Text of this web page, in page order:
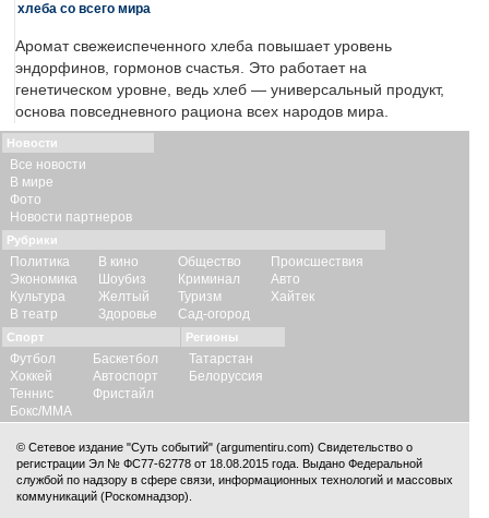
хлеба со всего мира
Аромат свежеиспеченного хлеба повышает уровень
эндорфинов, гормонов счастья. Это работает на
генетическом уровне, ведь хлеб — универсальный продукт,
основа повседневного рациона всех народов мира.
Новости
Все новости
В мире
Фото
Новости партнеров
Рубрики
Политика
Экономика
Культура
В театр
В кино
Шоубиз
Желтый
Здоровье
Общество
Криминал
Туризм
Сад-огород
Происшествия
Авто
Хайтек
Спорт
Футбол
Хоккей
Теннис
Бокс/ММА
Баскетбол
Автоспорт
Фристайл
Регионы
Татарстан
Белоруссия
© Сетевое издание "Суть событий" (argumentiru.com) Свидетельство о
регистрации Эл № ФС77-62778 от 18.08.2015 года. Выдано Федеральной
службой по надзору в сфере связи, информационных технологий и массовых
коммуникаций (Роскомнадзор).